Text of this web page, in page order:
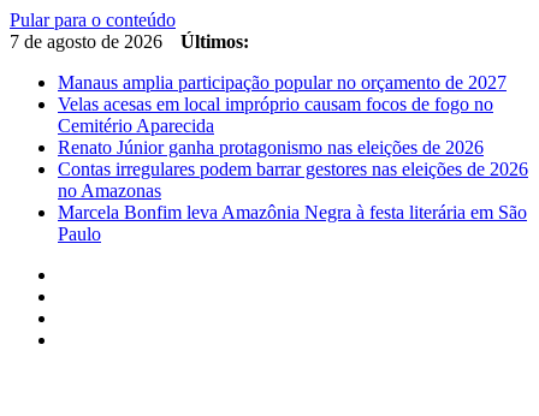
Pular para o conteúdo
7 de agosto de 2026
Últimos:
Manaus amplia participação popular no orçamento de 2027
Velas acesas em local impróprio causam focos de fogo no
Cemitério Aparecida
Renato Júnior ganha protagonismo nas eleições de 2026
Contas irregulares podem barrar gestores nas eleições de 2026
no Amazonas
Marcela Bonfim leva Amazônia Negra à festa literária em São
Paulo